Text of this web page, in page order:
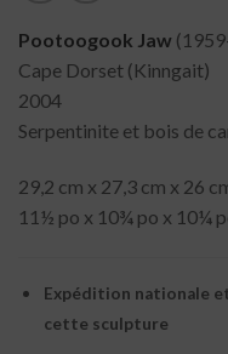
Pootoogook Jaw
Cape Dorset (Kinngait)
2004
Serpentinite et bois de
29,2 cm x 27,3 cm x 26
11½ po x 10¾ po x 10¼
Expédition nationale
cette sculpture